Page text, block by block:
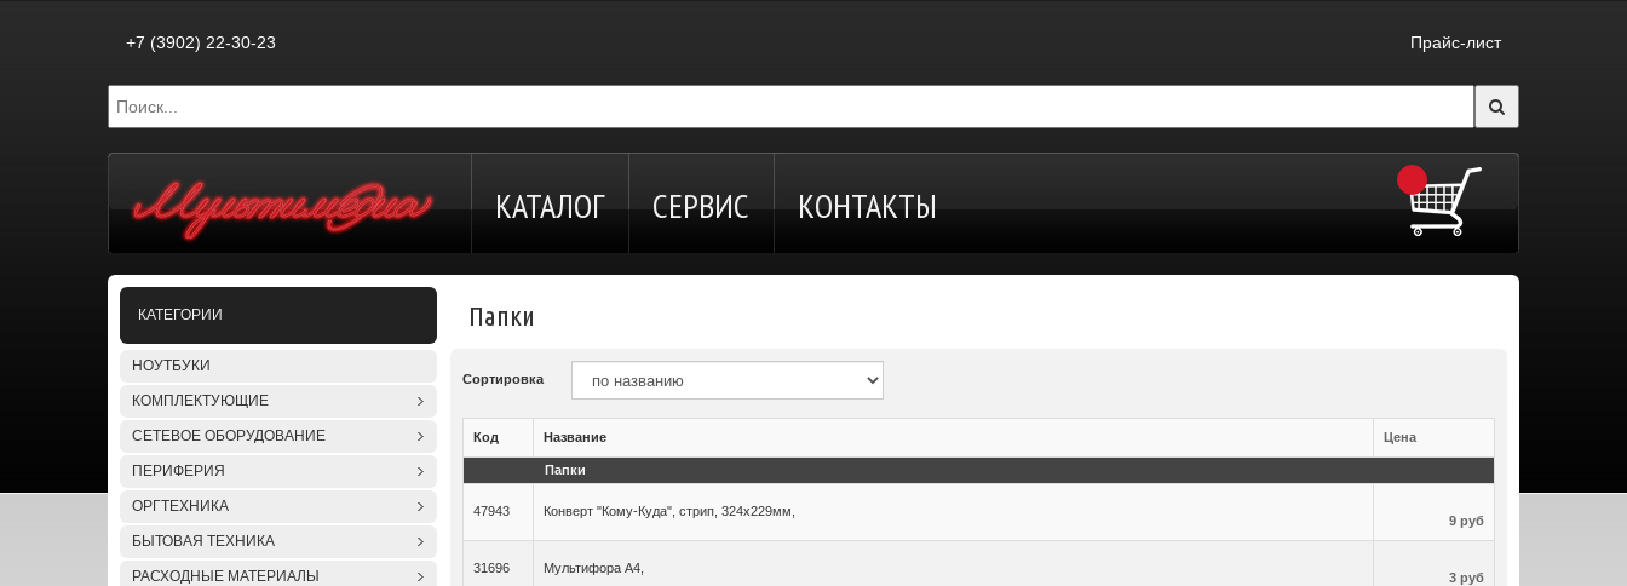
+7 (3902) 22-30-23 Прайс-лист
КАТАЛОГ СЕРВИС КОНТАКТЫ
КАТЕГОРИИ
НОУТБУКИ
КОМПЛЕКТУЮЩИЕ
СЕТЕВОЕ ОБОРУДОВАНИЕ
ПЕРИФЕРИЯ
ОРГТЕХНИКА
БЫТОВАЯ ТЕХНИКА
РАСХОДНЫЕ МАТЕРИАЛЫ
Папки
Сортировка
Код Название Цена
Папки
47943 Конверт "Кому-Куда", стрип, 324х229мм,
9 руб
31696 Мультифора А4,
3 руб